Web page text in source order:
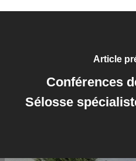
Article
Conférences
Sélosse